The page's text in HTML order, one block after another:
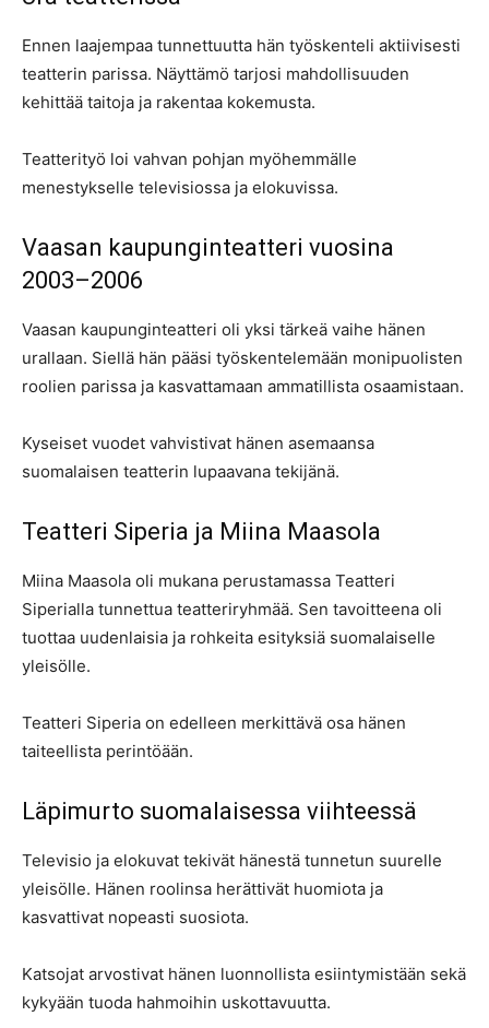
Ennen laajempaa tunnettuutta hän työskenteli aktiivisesti
teatterin parissa. Näyttämö tarjosi mahdollisuuden
kehittää taitoja ja rakentaa kokemusta.
Teatterityö loi vahvan pohjan myöhemmälle
menestykselle televisiossa ja elokuvissa.
Vaasan kaupunginteatteri vuosina
2003–2006
Vaasan kaupunginteatteri oli yksi tärkeä vaihe hänen
urallaan. Siellä hän pääsi työskentelemään monipuolisten
roolien parissa ja kasvattamaan ammatillista osaamistaan.
Kyseiset vuodet vahvistivat hänen asemaansa
suomalaisen teatterin lupaavana tekijänä.
Teatteri Siperia ja Miina Maasola
Miina Maasola oli mukana perustamassa Teatteri
Siperialla tunnettua teatteriryhmää. Sen tavoitteena oli
tuottaa uudenlaisia ja rohkeita esityksiä suomalaiselle
yleisölle.
Teatteri Siperia on edelleen merkittävä osa hänen
taiteellista perintöään.
Läpimurto suomalaisessa viihteessä
Televisio ja elokuvat tekivät hänestä tunnetun suurelle
yleisölle. Hänen roolinsa herättivät huomiota ja
kasvattivat nopeasti suosiota.
Katsojat arvostivat hänen luonnollista esiintymistään sekä
kykyään tuoda hahmoihin uskottavuutta.